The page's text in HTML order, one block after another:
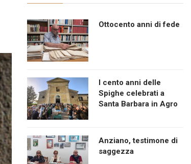
Ottocento anni di fede
I cento anni delle
Spighe celebrati a
Santa Barbara in Agro
Anziano, testimone di
saggezza